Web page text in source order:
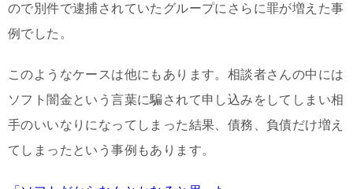
ので別件で逮捕されていたグループにさらに罪が増えた事
例でした。
このようなケースは他にもあります。相談者さんの中には
ソフト闇金という言葉に騙されて申し込みをしてしまい相
手のいいなりになってしまった結果、債務、負債だけ増え
てしまったという事例もあります。